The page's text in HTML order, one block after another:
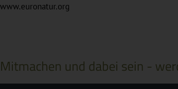
www.euronatur.org
Mitmachen und dabei sein -